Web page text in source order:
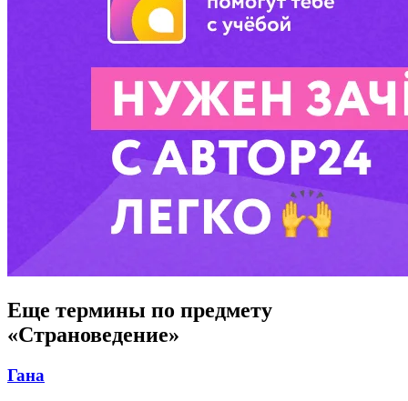
Еще термины по предмету
«Страноведение»
Гана